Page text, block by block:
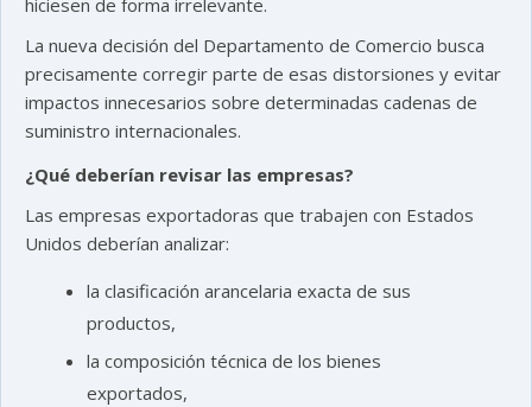
hiciesen de forma irrelevante.
La nueva decisión del Departamento de Comercio busca
precisamente corregir parte de esas distorsiones y evitar
impactos innecesarios sobre determinadas cadenas de
suministro internacionales.
¿Qué deberían revisar las empresas?
Las empresas exportadoras que trabajen con Estados
Unidos deberían analizar:
la clasificación arancelaria exacta de sus
productos,
la composición técnica de los bienes
exportados,